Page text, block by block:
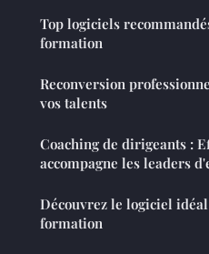
Top logiciels
formation
Reconversion
vos talents
Coaching de dirigeants :
accompagne les leaders
Découvrez le logiciel
formation